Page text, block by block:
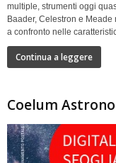
multiple, strumenti oggi
Baader, Celestron e
a confronto nelle
Continua a leggere
Coelum